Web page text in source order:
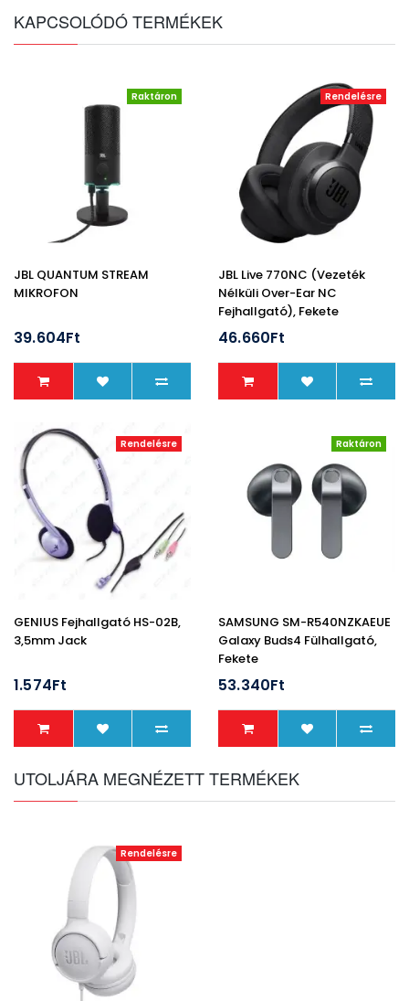
KAPCSOLÓDÓ TERMÉKEK
Raktáron
JBL QUANTUM STREAM
MIKROFON
39.604Ft
Rendelésre
JBL Live 770NC (Vezeték
Nélküli Over-Ear NC
Fejhallgató), Fekete
46.660Ft
Rendelésre
GENIUS Fejhallgató HS-02B,
3,5mm Jack
1.574Ft
Raktáron
SAMSUNG SM-R540NZKAEUE
Galaxy Buds4 Fülhallgató,
Fekete
53.340Ft
UTOLJÁRA MEGNÉZETT TERMÉKEK
Rendelésre